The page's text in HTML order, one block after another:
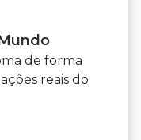
de forma
reais do